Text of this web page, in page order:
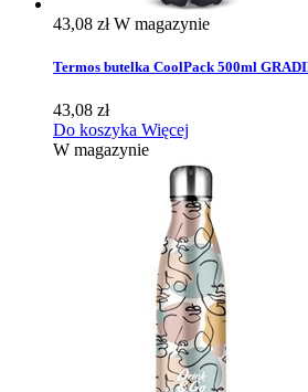
43,08 złW magazynie
Termos butelka CoolPack 500ml
43,08 zł
Do koszyka Więcej
W magazynie